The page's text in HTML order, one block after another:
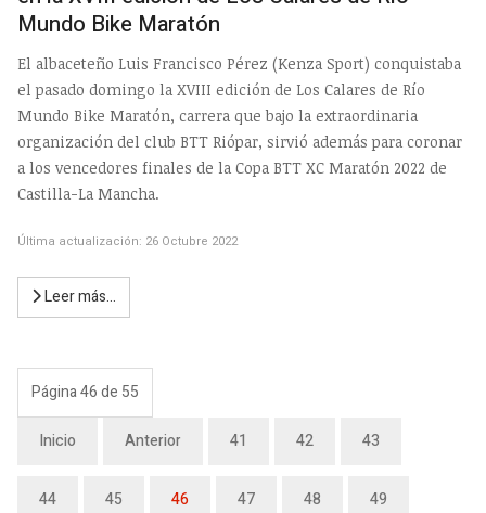
Mundo Bike Maratón
El albaceteño Luis Francisco Pérez (Kenza Sport) conquistaba
el pasado domingo la XVIII edición de Los Calares de Río
Mundo Bike Maratón, carrera que bajo la extraordinaria
organización del club BTT Riópar, sirvió además para coronar
a los vencedores finales de la Copa BTT XC Maratón 2022 de
Castilla-La Mancha.
Última actualización: 26 Octubre 2022
Leer más…
Página 46 de 55
Inicio Anterior 41 42 43
44 45 46 47 48 49